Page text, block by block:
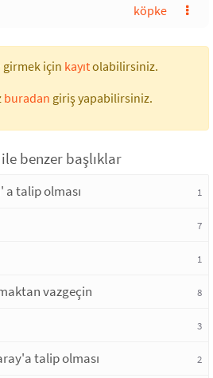
köpke
girmek için kayıtolabilirsiniz.
buradan giriş yapabilirsiniz.
benzer başlıklar
talip olması 1
7
1
vazgeçin 8
3
talip olması 2